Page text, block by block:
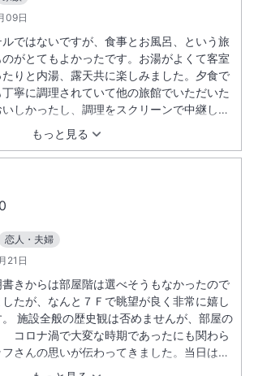
09日
もっと見る
ではないですが、食事とお風呂、という旅
がとてもよかったです。お湯がよくて客室
りと内湯、露天共に楽しみました。夕食で
寧に調理されていて他の旅館でいただいた
しかったし、調理をスクリーンで中継して
です。海が眺められることに、足の悪い母は
、部屋からずっと海を見ていました。お勧め
恋人・夫婦
21日
きからは部屋階は選べそうもなかったので
たが、なんと７Ｆで眺望が良く非常に嬉し
。 施設全般の歴史観は否めませんが、部屋の
コロナ渦で大変な時期であったにも関わら
さんの思いが伝わってきました。当日は数
っていて賑やかでしたが、部屋は静寂で安心